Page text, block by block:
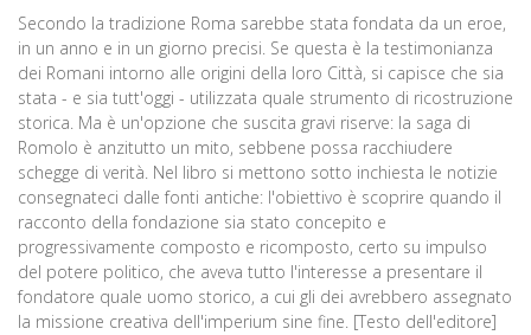
Secondo la tradizione Roma sarebbe stata fondata da un eroe,
in un anno e in un giorno precisi. Se questa è la testimonianza
dei Romani intorno alle origini della loro Città, si capisce che sia
stata - e sia tutt'oggi - utilizzata quale strumento di ricostruzione
storica. Ma è un'opzione che suscita gravi riserve: la saga di
Romolo è anzitutto un mito, sebbene possa racchiudere
schegge di verità. Nel libro si mettono sotto inchiesta le notizie
consegnateci dalle fonti antiche: l'obiettivo è scoprire quando il
racconto della fondazione sia stato concepito e
progressivamente composto e ricomposto, certo su impulso
del potere politico, che aveva tutto l'interesse a presentare il
fondatore quale uomo storico, a cui gli dei avrebbero assegnato
la missione creativa dell'imperium sine fine. [Testo dell'editore]